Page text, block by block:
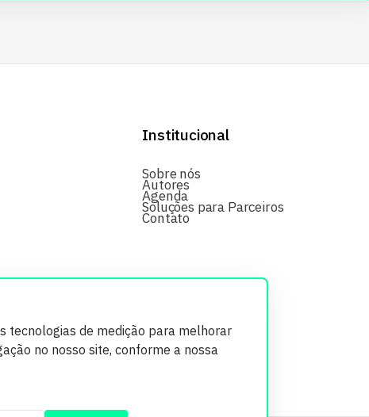
tecnologias de medição para melhorar
no nosso site, conforme a nossa
Institucional
Sobre nós
Autores
Agenda
Soluções para Parceiros
Contato